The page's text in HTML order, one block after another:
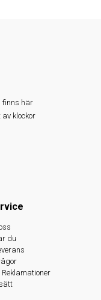
finns här
klockor
du